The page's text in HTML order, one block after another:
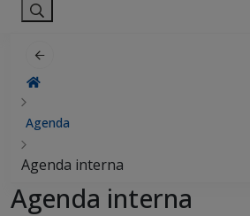
Agenda
Agenda interna
Agenda interna